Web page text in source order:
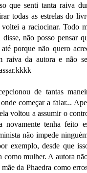
que senti tanta raiva
todas as estrelas do
a raciocinar. Todo
não posso pensar
porque não quero
raiva da autora e não
de tantas
começar a falar...
voltou a assumir o
novamente tenha feito
não impede
exemplo, desde que
como mulher. A autora
da Phaedra como